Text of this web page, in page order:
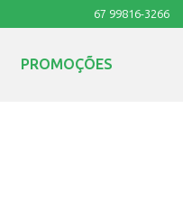
67 99816-3266
PROMOÇÕES